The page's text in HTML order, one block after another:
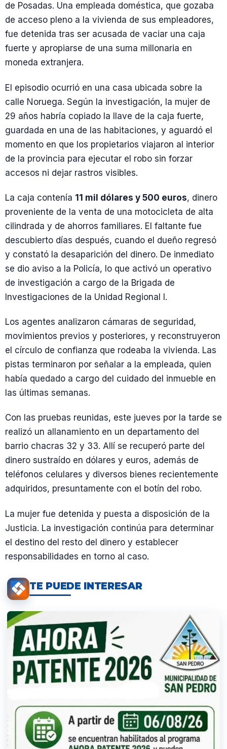
de Posadas. Una empleada doméstica, que gozaba
de acceso pleno a la vivienda de sus empleadores,
fue detenida tras ser acusada de vaciar una caja
fuerte y apropiarse de una suma millonaria en
moneda extranjera.
El episodio ocurrió en una casa ubicada sobre la
calle Noruega. Según la investigación, la mujer de
29 años habría copiado la llave de la caja fuerte,
guardada en una de las habitaciones, y aguardó el
momento en que los propietarios viajaron al interior
de la provincia para ejecutar el robo sin forzar
accesos ni dejar rastros visibles.
La caja contenía 11 mil dólares y 500 euros, dinero
proveniente de la venta de una motocicleta de alta
cilindrada y de ahorros familiares. El faltante fue
descubierto días después, cuando el dueño regresó
y constató la desaparición del dinero. De inmediato
se dio aviso a la Policía, lo que activó un operativo
de investigación a cargo de la Brigada de
Investigaciones de la Unidad Regional I.
Los agentes analizaron cámaras de seguridad,
movimientos previos y posteriores, y reconstruyeron
el círculo de confianza que rodeaba la vivienda. Las
pistas terminaron por señalar a la empleada, quien
había quedado a cargo del cuidado del inmueble en
las últimas semanas.
Con las pruebas reunidas, este jueves por la tarde se
realizó un allanamiento en un departamento del
barrio chacras 32 y 33. Allí se recuperó parte del
dinero sustraído en dólares y euros, además de
teléfonos celulares y diversos bienes recientemente
adquiridos, presuntamente con el botín del robo.
La mujer fue detenida y puesta a disposición de la
Justicia. La investigación continúa para determinar
el destino del resto del dinero y establecer
responsabilidades en torno al caso.
TE PUEDE INTERESAR